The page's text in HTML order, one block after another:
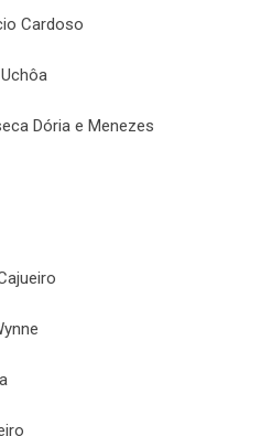
Cardoso
Dória e Menezes